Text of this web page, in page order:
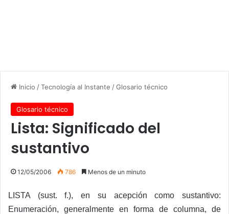
Inicio /Tecnología al Instante /Glosario técnico
Glosario técnico
Lista: Significado del
sustantivo
12/05/2006 786 Menos de un minuto
LISTA (sust. f.), en su acepción como sustantivo:
Enumeración, generalmente en forma de columna, de